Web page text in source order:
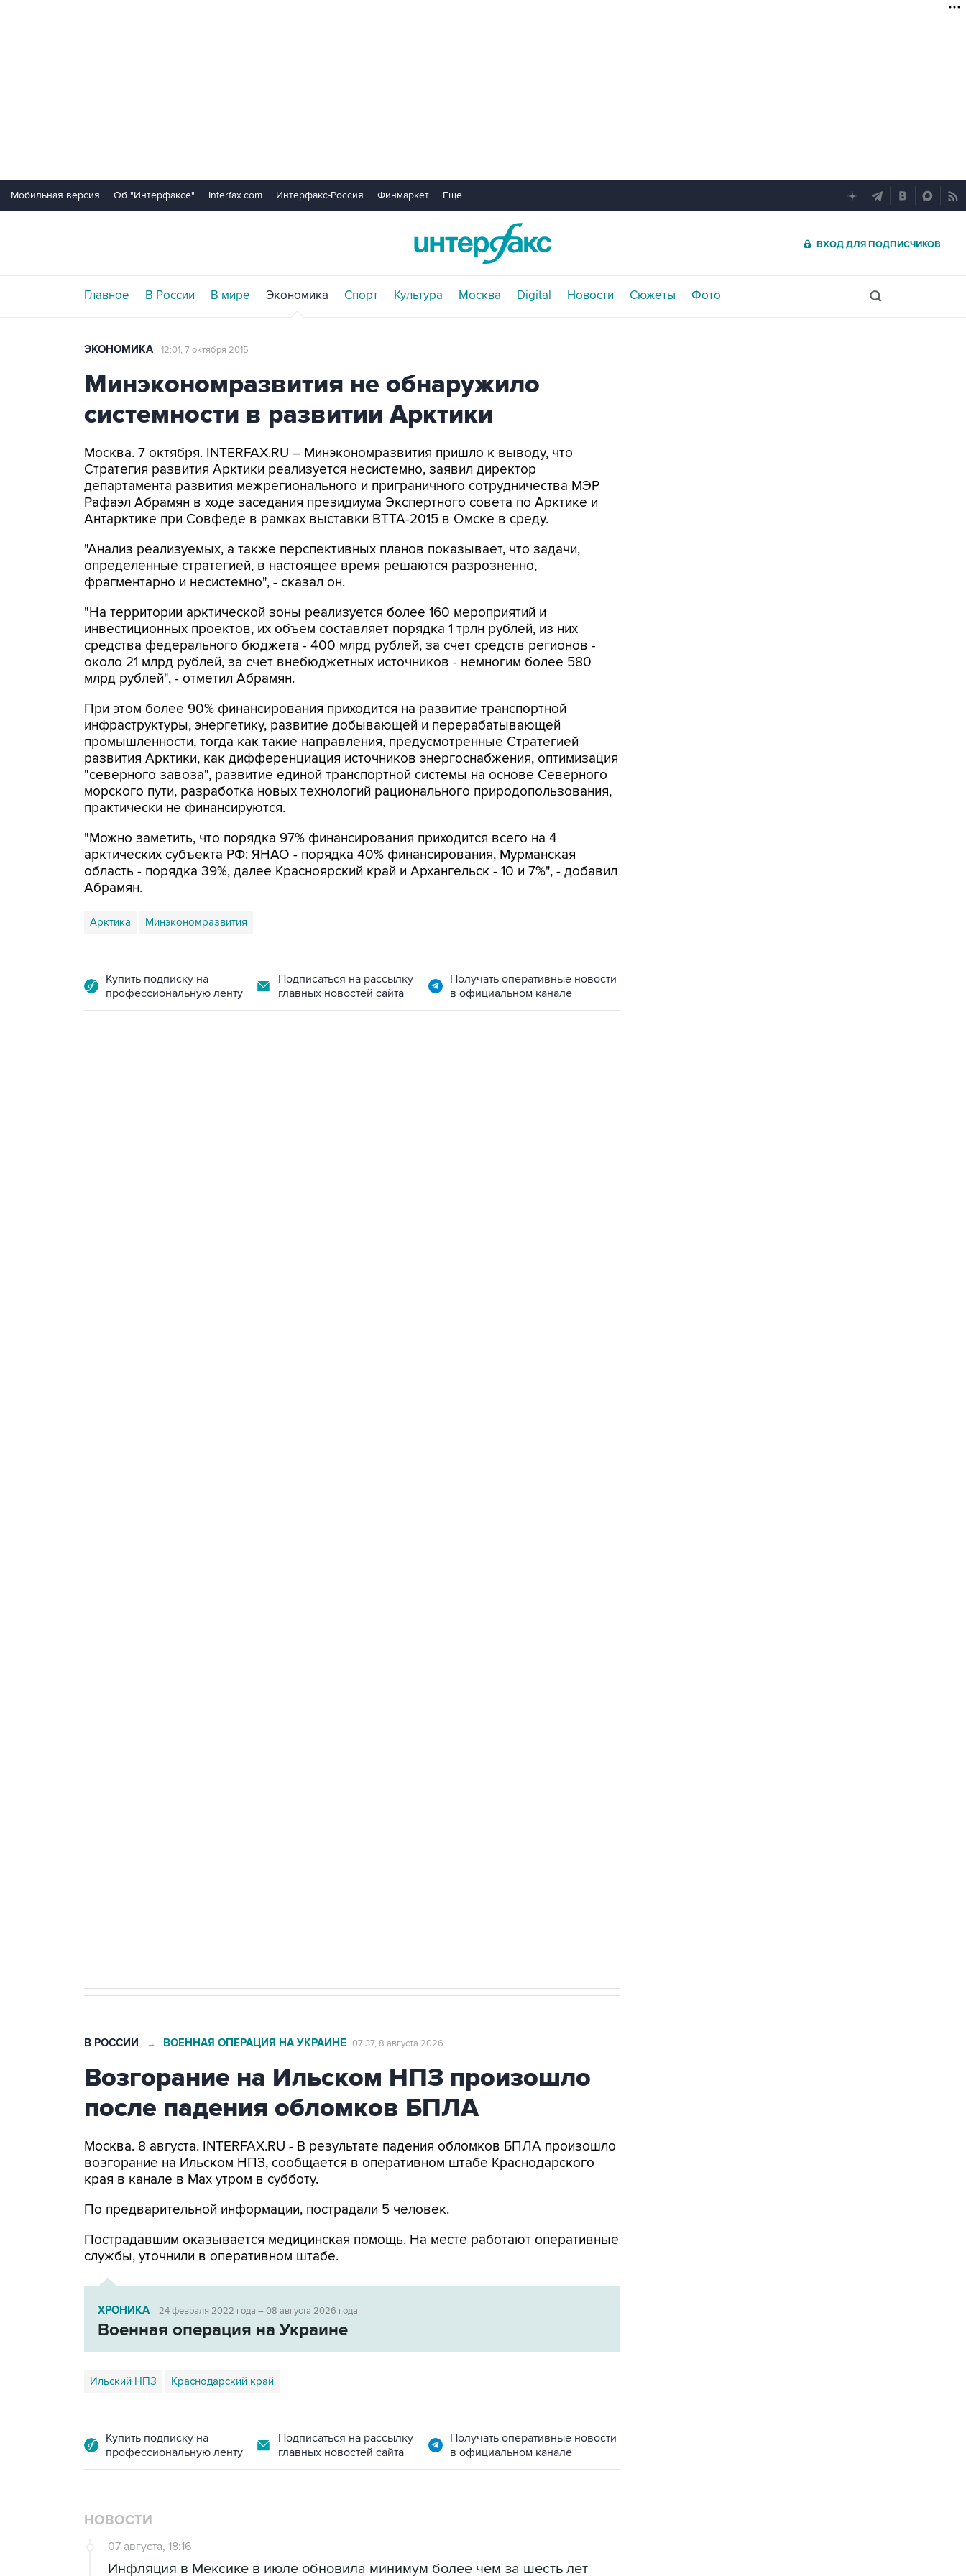
Мобильная версия Об "Интерфаксе" Interfax.com Интерфакс-Россия Финмаркет Еще...
ВХОД ДЛЯ ПОДПИСЧИКОВ
Главное В России В мире Экономика Спорт Культура Москва Digital Новости Сюжеты Фото
ЭКОНОМИКА 12:01, 7 октября 2015
Минэкономразвития не обнаружило
системности в развитии Арктики
Москва. 7 октября. INTERFAX.RU – Минэкономразвития пришло к выводу, что
Стратегия развития Арктики реализуется несистемно, заявил директор
департамента развития межрегионального и приграничного сотрудничества МЭР
Рафаэл Абрамян в ходе заседания президиума Экспертного совета по Арктике и
Антарктике при Совфеде в рамках выставки ВТТА-2015 в Омске в среду.
"Анализ реализуемых, а также перспективных планов показывает, что задачи,
определенные стратегией, в настоящее время решаются разрозненно,
фрагментарно и несистемно", - сказал он.
"На территории арктической зоны реализуется более 160 мероприятий и
инвестиционных проектов, их объем составляет порядка 1 трлн рублей, из них
средства федерального бюджета - 400 млрд рублей, за счет средств регионов -
около 21 млрд рублей, за счет внебюджетных источников - немногим более 580
млрд рублей", - отметил Абрамян.
При этом более 90% финансирования приходится на развитие транспортной
инфраструктуры, энергетику, развитие добывающей и перерабатывающей
промышленности, тогда как такие направления, предусмотренные Стратегией
развития Арктики, как дифференциация источников энергоснабжения, оптимизация
"северного завоза", развитие единой транспортной системы на основе Северного
морского пути, разработка новых технологий рационального природопользования,
практически не финансируются.
"Можно заметить, что порядка 97% финансирования приходится всего на 4
арктических субъекта РФ: ЯНАО - порядка 40% финансирования, Мурманская
область - порядка 39%, далее Красноярский край и Архангельск - 10 и 7%", - добавил
Абрамян.
Арктика Минэкономразвития
Купить подписку на
профессиональную ленту
Подписаться на рассылку
главных новостей сайта
Получать оперативные новости
в официальном канале
В РОССИИ → ВОЕННАЯ ОПЕРАЦИЯ НА УКРАИНЕ 07:37, 8 августа 2026
Возгорание на Ильском НПЗ произошло
после падения обломков БПЛА
Москва. 8 августа. INTERFAX.RU - В результате падения обломков БПЛА произошло
возгорание на Ильском НПЗ, сообщается в оперативном штабе Краснодарского
края в канале в Max утром в субботу.
По предварительной информации, пострадали 5 человек.
Пострадавшим оказывается медицинская помощь. На месте работают оперативные
службы, уточнили в оперативном штабе.
ХРОНИКА 24 февраля 2022 года – 08 августа 2026 года
Военная операция на Украине
Ильский НПЗ Краснодарский край
Купить подписку на
профессиональную ленту
Подписаться на рассылку
главных новостей сайта
Получать оперативные новости
в официальном канале
НОВОСТИ
07 августа, 18:16
Инфляция в Мексике в июле обновила минимум более чем за шесть лет